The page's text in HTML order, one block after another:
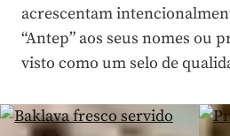
acrescentam
“Antep” aos seus nomes ou
visto como um selo de